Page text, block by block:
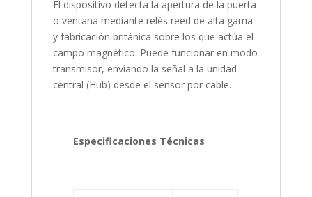
El dispositivo detecta la apertura de la puerta
o ventana mediante relés reed de alta gama
y fabricación británica sobre los que actúa el
campo magnético. Puede funcionar en modo
transmisor, enviando la señal a la unidad
central (Hub) desde el sensor por cable.
Especificaciones Técnicas